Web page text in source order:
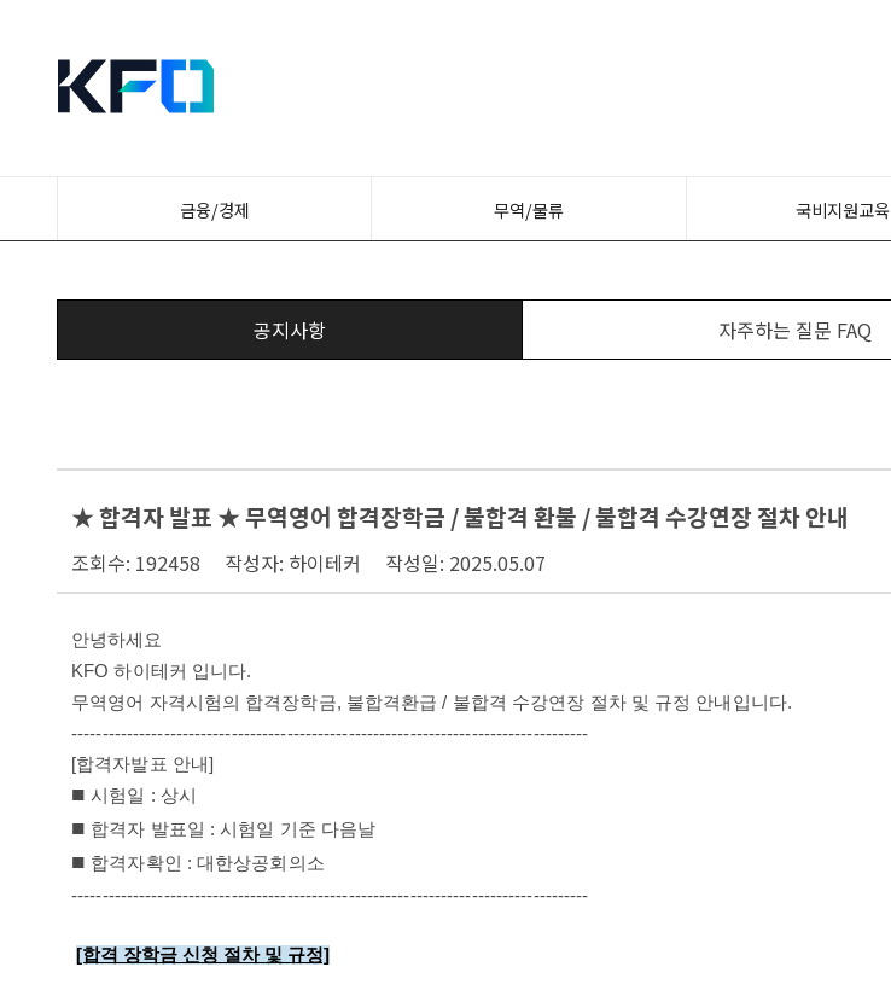
금융/경제 무역/물류 국비지원교육
공지사항 자주하는 질문 FAQ
★ 합격자 발표 ★ 무역영어 합격장학금 / 불합격 환불 / 불합격 수강연장 절차 안내
조회수: 192458 작성자: 하이테커 작성일: 2025.05.07
안녕하세요
KFO 하이테커 입니다.
무역영어 자격시험의 합격장학금, 불합격환급/ 불합격 수강연장 절차 및 규정 안내입니다.
------------------------------------------------------------------------------------
[합격자발표 안내]
■시험일 : 상시
■ 합격자 발표일 : 시험일 기준 다음날
■ 합격자확인 : 대한상공회의소
------------------------------------------------------------------------------------
[합격 장학금 신청 절차 및 규정]